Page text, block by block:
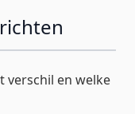
verschil en welke